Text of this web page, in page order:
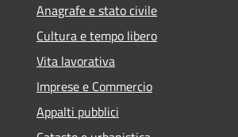
Anagrafe e stato civile
Cultura e tempo libero
Vita lavorativa
Imprese e Commercio
Appalti pubblici